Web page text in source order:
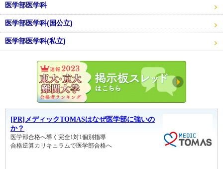
医学部医学科
医学部医学科(国公立)
医学部医学科(私立)